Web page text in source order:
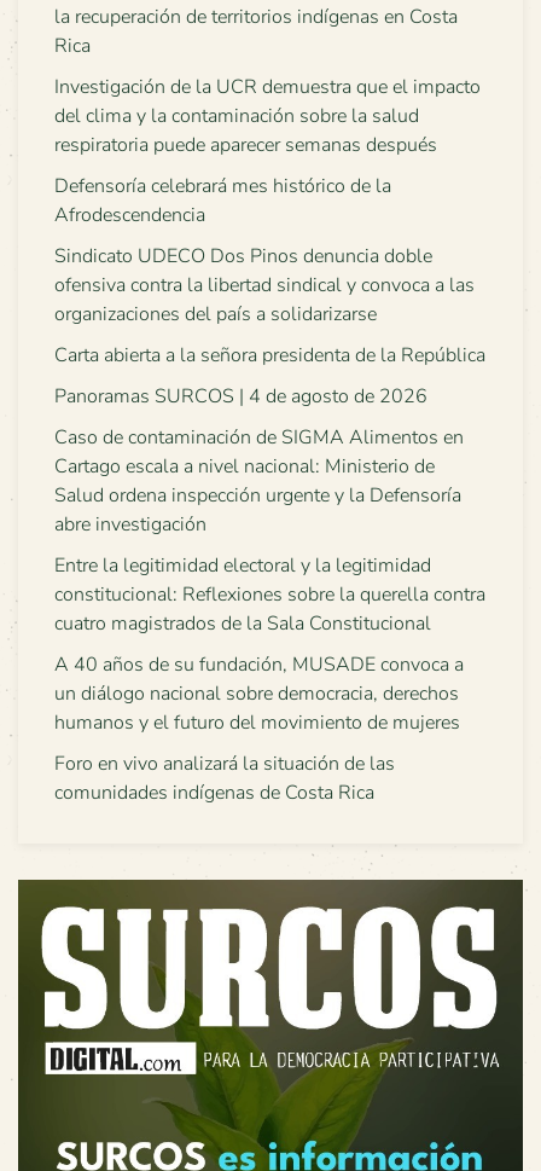
la recuperación de territorios indígenas en Costa
Rica
Investigación de la UCR demuestra que el impacto
del clima y la contaminación sobre la salud
respiratoria puede aparecer semanas después
Defensoría celebrará mes histórico de la
Afrodescendencia
Sindicato UDECO Dos Pinos denuncia doble
ofensiva contra la libertad sindical y convoca a las
organizaciones del país a solidarizarse
Carta abierta a la señora presidenta de la República
Panoramas SURCOS | 4 de agosto de 2026
Caso de contaminación de SIGMA Alimentos en
Cartago escala a nivel nacional: Ministerio de
Salud ordena inspección urgente y la Defensoría
abre investigación
Entre la legitimidad electoral y la legitimidad
constitucional: Reflexiones sobre la querella contra
cuatro magistrados de la Sala Constitucional
A 40 años de su fundación, MUSADE convoca a
un diálogo nacional sobre democracia, derechos
humanos y el futuro del movimiento de mujeres
Foro en vivo analizará la situación de las
comunidades indígenas de Costa Rica